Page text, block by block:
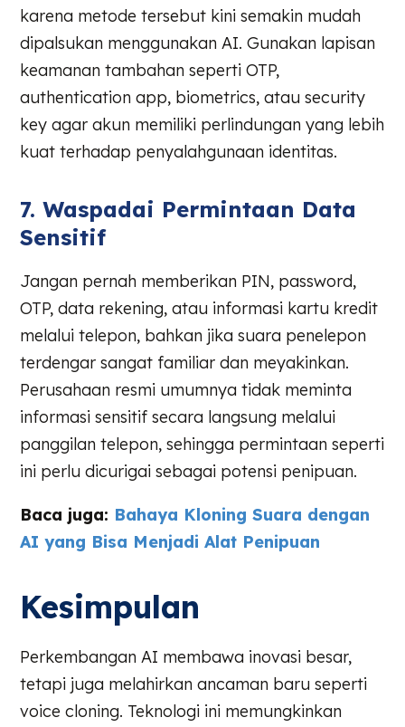
karena metode tersebut kini semakin mudah
dipalsukan menggunakan AI. Gunakan lapisan
keamanan tambahan seperti OTP,
authentication app, biometrics, atau security
key agar akun memiliki perlindungan yang lebih
kuat terhadap penyalahgunaan identitas.
7. Waspadai Permintaan Data
Sensitif
Jangan pernah memberikan PIN, password,
OTP, data rekening, atau informasi kartu kredit
melalui telepon, bahkan jika suara penelepon
terdengar sangat familiar dan meyakinkan.
Perusahaan resmi umumnya tidak meminta
informasi sensitif secara langsung melalui
panggilan telepon, sehingga permintaan seperti
ini perlu dicurigai sebagai potensi penipuan.
Baca juga: Bahaya Kloning Suara dengan
AI yang Bisa Menjadi Alat Penipuan
Kesimpulan
Perkembangan AI membawa inovasi besar,
tetapi juga melahirkan ancaman baru seperti
voice cloning. Teknologi ini memungkinkan